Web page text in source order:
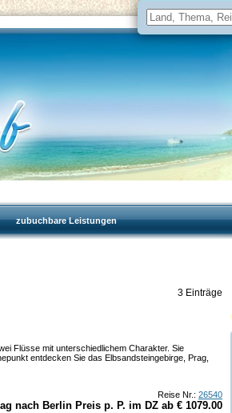
zubuchbare Leistungen
3 Einträge
Flüsse mit unterschiedlichem Charakter. Sie
entdecken Sie das Elbsandsteingebirge, Prag,
Reise Nr.: 26540
nach Berlin Preis p. P. im DZ ab € 1079.00